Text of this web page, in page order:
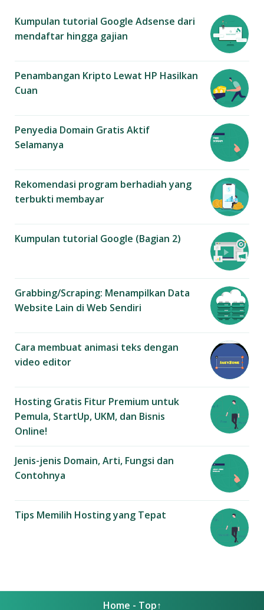
Kumpulan tutorial Google Adsense dari
mendaftar hingga gajian
Penambangan Kripto Lewat HP Hasilkan
Cuan
Penyedia Domain Gratis Aktif
Selamanya
Rekomendasi program berhadiah yang
terbukti membayar
Kumpulan tutorial Google (Bagian 2)
Grabbing/Scraping: Menampilkan Data
Website Lain di Web Sendiri
Cara membuat animasi teks dengan
video editor
Hosting Gratis Fitur Premium untuk
Pemula, StartUp, UKM, dan Bisnis
Online!
Jenis-jenis Domain, Arti, Fungsi dan
Contohnya
Tips Memilih Hosting yang Tepat
Home - Top↑